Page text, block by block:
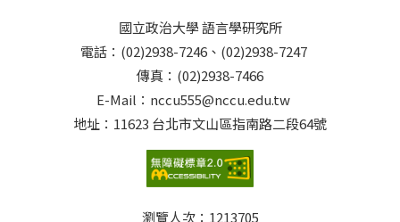
國立政治大學 語言學研究所
電話：(02)2938-7246、(02)2938-7247
傳真：(02)2938-7466
E-Mail：nccu555@nccu.edu.tw
地址：11623 台北市文山區指南路二段64號
瀏覽人次： 1213705